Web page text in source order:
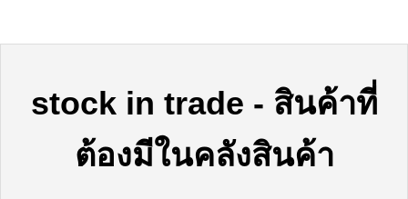
stock in trade - สินค้าที่
ต้องมีในคลังสินค้า